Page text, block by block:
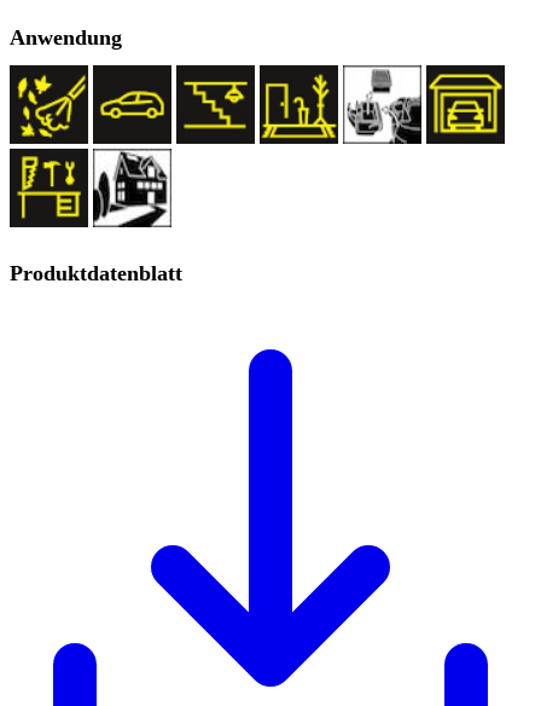
Anwendung
Produktdatenblatt